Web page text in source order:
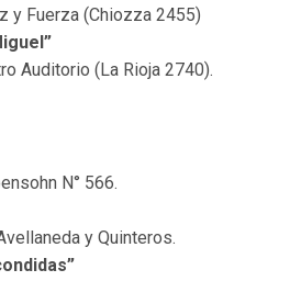
y Fuerza (Chiozza 2455)
Auditorio (La Rioja 2740).
N° 566.
y Quinteros.